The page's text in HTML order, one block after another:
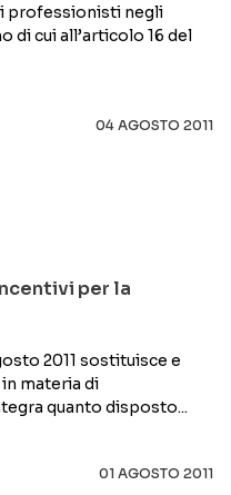
professionisti negli
di cui all’articolo 16 del
04 AGOSTO 2011
per la
2011 sostituisce e
materia di
quanto disposto...
01 AGOSTO 2011